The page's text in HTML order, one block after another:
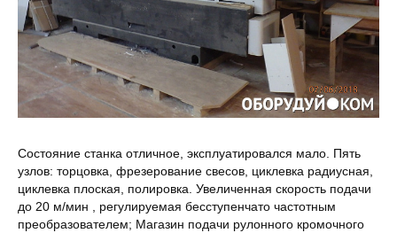
Состояние станка отличное, эксплуатировался мало. Пять
узлов: торцовка, фрезерование свесов, циклевка радиусная,
циклевка плоская, полировка. Увеличенная скорость подачи
до 20 м/мин , регулируемая бесступенчато частотным
преобразователем; Магазин подачи рулонного кромочного